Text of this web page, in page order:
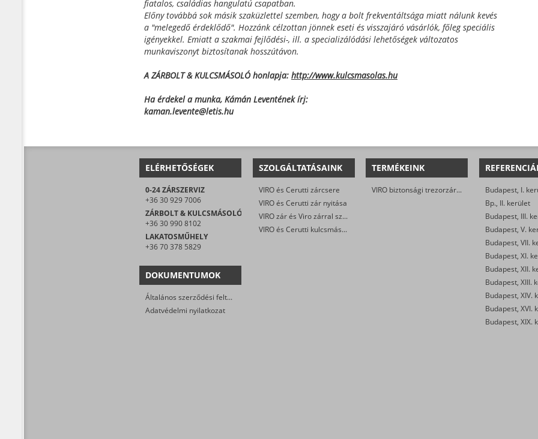
fiatalos, családias hangulatú csapatban.
Előny továbbá sok másik szaküzlettel szemben, hogy a bolt frekventáltsága miatt nálunk kevés
a "melegedő érdeklődő". Hozzánk célzottan jönnek eseti és visszajáró vásárlók, főleg speciális
igényekkel. Emiatt a szakmai fejlődési-, ill. a specializálódási lehetőségek változatos
munkaviszonyt biztosítanak hosszútávon.
A ZÁRBOLT & KULCSMÁSOLÓ honlapja: http://www.kulcsmasolas.hu
Ha érdekel a munka, Kámán Leventének írj:
kaman.levente@letis.hu
ELÉRHETŐSÉGEK
0-24 ZÁRSZERVIZ
+36 30 929 7006
ZÁRBOLT & KULCSMÁSOLÓ
+36 30 990 8102
LAKATOSMŰHELY
+36 70 378 5829
DOKUMENTUMOK
Általános szerződési feltételek
Adatvédelmi nyilatkozat
SZOLGÁLTATÁSAINK
VIRO és Cerutti zárcsere
VIRO és Cerutti zár nyitása
VIRO zár és Viro zárral szerelt biztonsági ajtó javítása
VIRO és Cerutti kulcsmásolás
TERMÉKEINK
VIRO biztonsági trezorzár (jobbos és balos kivitel)
Budapest, I.
Bp., II. kerület
Budapest, III.
Budapest, V.
Budapest, VII.
Budapest, XI.
Budapest, XII.
Budapest, XIII.
Budapest, XIV.
Budapest, XVI.
Budapest, XIX.